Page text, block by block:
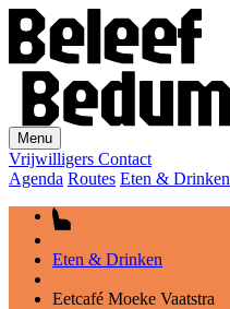
Menu
Vrijwilligers Contact
Agenda Routes Eten & Drinken
Eten & Drinken
Eetcafé Moeke Vaatstra